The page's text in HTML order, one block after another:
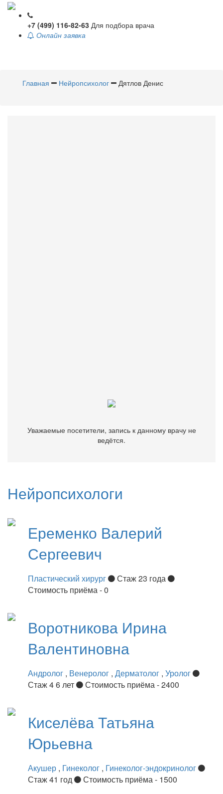
+7 (499) 116-82-63 Для подбора врача
Онлайн заявка
Главная
Нейропсихолог Дятлов Денис
Уважаемые посетители, запись к данному врачу не
ведётся.
Нейропсихологи
Еременко Валерий
Сергеевич
Пластический хирург
Стаж 23 года
Стоимость приёма - 0
Воротникова Ирина
Валентиновна
Андролог , Венеролог , Дерматолог , Уролог
Стаж 4 6 лет
Стоимость приёма - 2400
КиселёваТатьяна
Юрьевна
Акушер , Гинеколог , Гинеколог-эндокринолог
Стаж 41 год
Стоимость приёма - 1500